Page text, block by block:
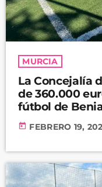
MURCIA
La Concejalía
de 360.000
fútbol de
today FEBRERO 19,